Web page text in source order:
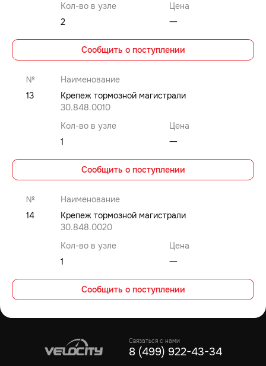
Кол-во в узле
Цена
2
⼀
Сообщить о поступлении
№
Наименование
13
Крепеж тормозной магистрали
30.848.0010
Кол-во в узле
Цена
1
⼀
Сообщить о поступлении
№
Наименование
14
Крепеж тормозной магистрали
30.848.0020
Кол-во в узле
Цена
1
⼀
Сообщить о поступлении
Связаться с нами
8 (499) 922-43-34